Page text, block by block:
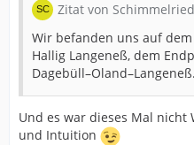
Zitat von
Wir befanden uns auf dem
Hallig Langeneß, dem
Dagebüll–Oland–Langeneß.
Und es war dieses Mal nicht
und Intuition